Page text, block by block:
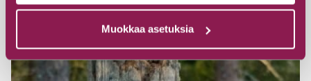
Muokkaa asetuksia